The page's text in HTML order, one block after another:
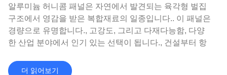
알루미늄 허니콤 패널은 자연에서 발견되는 육각형 벌집
구조에서 영감을 받은 복합재료의 일종입니다.. 이 패널은
경량으로 유명합니다., 고강도, 그리고 다재다능함, 다양
한 산업 분야에서 인기 있는 선택이 됩니다., 건설부터 항
더 읽어보기